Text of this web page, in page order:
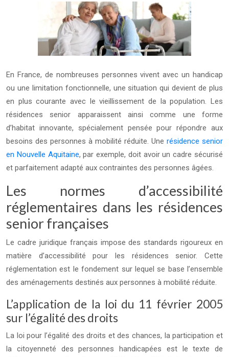
En France, de nombreuses personnes vivent avec un handicap
ou une limitation fonctionnelle, une situation qui devient de plus
en plus courante avec le vieillissement de la population. Les
résidences senior apparaissent ainsi comme une forme
d’habitat innovante, spécialement pensée pour répondre aux
besoins des personnes à mobilité réduite. Une résidence senior
en Nouvelle Aquitaine, par exemple, doit avoir un cadre sécurisé
et parfaitement adapté aux contraintes des personnes âgées.
Les normes d’accessibilité
réglementaires dans les résidences
senior françaises
Le cadre juridique français impose des standards rigoureux en
matière d’accessibilité pour les résidences senior. Cette
réglementation est le fondement sur lequel se base l’ensemble
des aménagements destinés aux personnes à mobilité réduite.
L’application de la loi du 11 février 2005
sur l’égalité des droits
La loi pour l’égalité des droits et des chances, la participation et
la citoyenneté des personnes handicapées est le texte de